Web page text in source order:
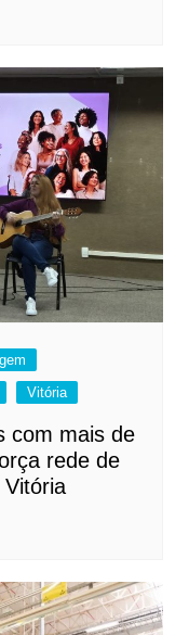
Vitória
com mais de
rede de